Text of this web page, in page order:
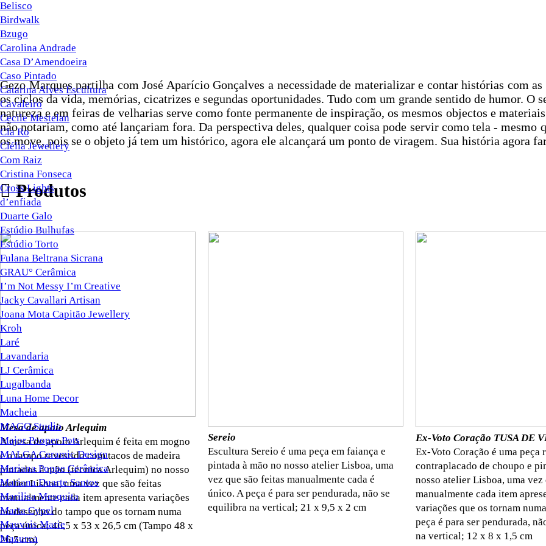
Belisco
Birdwalk
Bzugo
Carolina Andrade
Casa D’Amendoeira
Caso Pintado
Catarina Alves Escultura
Cavaleiro
Cecile Mestelan
Cla Ro
Clélia Jewellery
Com Raiz
Cristina Fonseca
Cross Lights
d’enfiada
Duarte Galo
Estúdio Bulhufas
Estúdio Torto
Fulana Beltrana Sicrana
GRAU° Cerâmica
I’m Not Messy I’m Creative
Jacky Cavallari Artisan
Joana Mota Capitão Jewellery
Kroh
Laré
Lavandaria
LJ Cerâmica
Lugalbanda
Luna Home Decor
Macheia
MAGO Studio
Major Pooper Pots
MALGA Ceramic Design
Mariana Poppe Cerâmica
Mariana Duarte Santos
Marilisa Mesquita
Marta Cypel
Mauvais Marie
Mazurca
Gezo Marques partilha com José Aparício Gonçalves a necessidade de materializar e contar histórias com
os ciclos da vida, memórias, cicatrizes e segundas oportunidades. Tudo com um grande sentido de humor. O
natureza e em feiras de velharias serve como fonte permanente de inspiração, os mesmos objectos e
não notariam, como até lançariam fora. Da perspectiva deles, qualquer coisa pode servir como tela - mesmo
os move, pois se o objeto já tem um histórico, agora ele alcançará um ponto de viragem. Sua história agora
︎ Produtos
Mesa de apoio Arlequim
A mesa de apoio Arlequim é feita em mogno
e o tampo revestido com tacos de madeira
pintados à mão (técnica Arlequim) no nosso
atelier Lisboa, uma vez que são feitas
manualmente cada item apresenta variações
no desenho do tampo que os tornam numa
peça única; 46,5 x 53 x 26,5 cm (Tampo 48 x
26,5 cm)
Sereio
Escultura Sereio é uma peça em faiança e
pintada à mão no nosso atelier Lisboa, uma
vez que são feitas manualmente cada é
único. A peça é para ser pendurada, não se
equilibra na vertical; 21 x 9,5 x 2 cm
Ex-Voto Coração TUSA DE
Ex-Voto Coração é uma peça
contraplacado de choupo e
nosso atelier Lisboa, uma vez
manualmente cada item
variações que os tornam
peça é para ser pendurada,
na vertical; 12 x 8 x 1,5 cm